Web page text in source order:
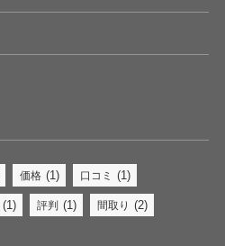
価格 (1) 口コミ (1)
(1) 評判 (1) 間取り (2)